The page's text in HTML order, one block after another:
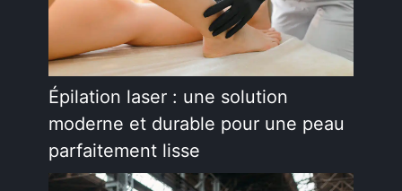
Épilation laser : une solution
moderne et durable pour une peau
parfaitement lisse